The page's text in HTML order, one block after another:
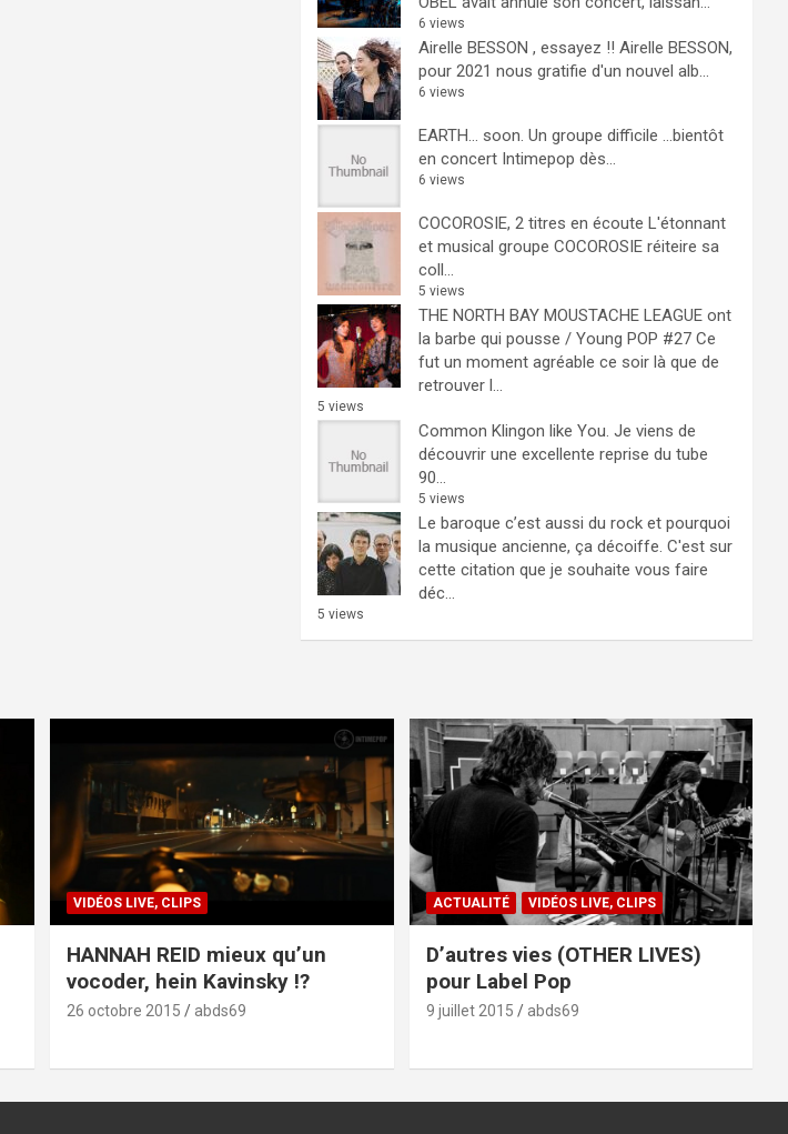
6 views
Airelle BESSON , essayez !! Airelle BESSON,
pour 2021 nous gratifie d'un nouvel alb...
6 views
EARTH… soon. Un groupe difficile ...bientôt
en concert Intimepop dès...
6 views
COCOROSIE, 2 titres en écoute L'étonnant
et musical groupe COCOROSIE réiteire sa
coll...
5 views
THE NORTH BAY MOUSTACHE LEAGUE ont
la barbe qui pousse / Young POP #27 Ce
fut un moment agréable ce soir là que de
retrouver l...
5 views
Common Klingon like You. Je viens de
découvrir une excellente reprise du tube
90...
5 views
Le baroque c’est aussi du rock et pourquoi
la musique ancienne, ça décoiffe. C'est sur
cette citation que je souhaite vous faire
déc...
5 views
VIDÉOS LIVE, CLIPS
HANNAH REID mieux qu’un
vocoder, hein Kavinsky !?
26 octobre 2015 abds69
ACTUALITÉ VIDÉOS LIVE, CLIPS
D’autres vies (OTHER LIVES)
pour Label Pop
9 juillet 2015 abds69